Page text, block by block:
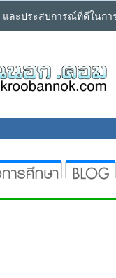
ละประสบการณ์ที่ดีในก